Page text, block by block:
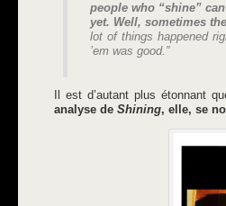
people who “shine”
yet. Well, sometimes
lot of things happened
’em was good.”
Il est d’autant plus étonnant
analyse de Shining, elle, se